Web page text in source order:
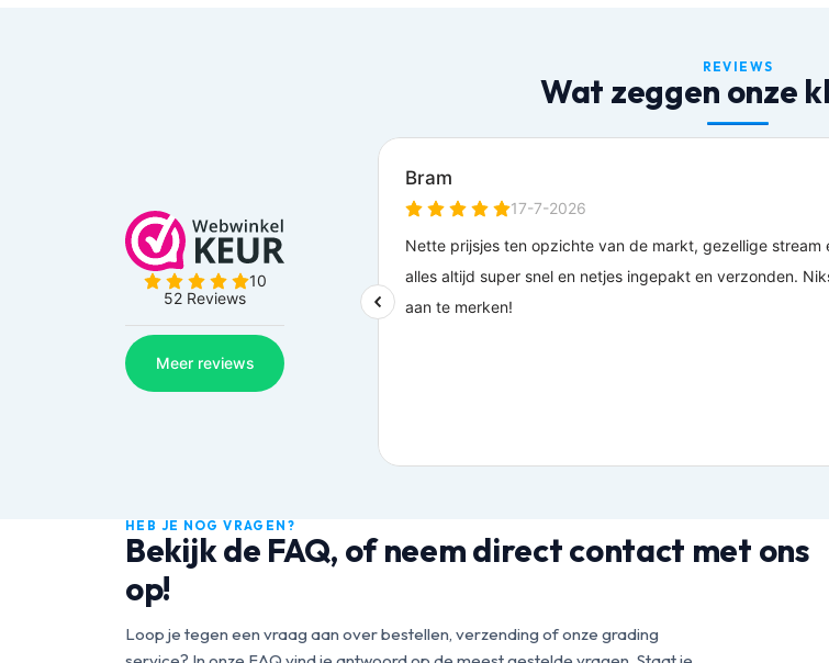
REVIEWS
Wat zeggen onze
HEB JE NOG VRAGEN?
Bekijk de FAQ, of neem direct contact met ons
op!
Loop je tegen een vraag aan over bestellen, verzending of onze grading